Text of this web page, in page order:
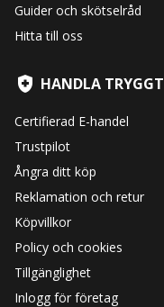
Guider och skötselråd
Hitta till oss
HANDLA TRYGGT
Certifierad E-handel
Trustpilot
Ångra ditt köp
Reklamation och retur
Köpvillkor
Policy och cookies
Tillgänglighet
Inlogg för företag